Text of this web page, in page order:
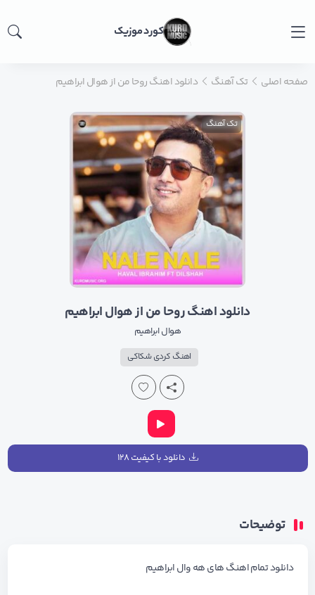
کورد موزیک
صفحه اصلی تک آهنگ دانلود اهنگ روحا من از هوال ابراهیم
تک آهنگ
دانلود اهنگ روحا من از هوال ابراهیم
هوال ابراهیم
اهنگ کردی شکاکی
دانلود با کیفیت ۱۲۸
توضیحات
دانلود تمام اهنگ های هه وال ابراهیم